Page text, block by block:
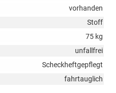
vorhanden
Stoff
75 kg
unfallfrei
Scheckheftgepflegt
fahrtauglich